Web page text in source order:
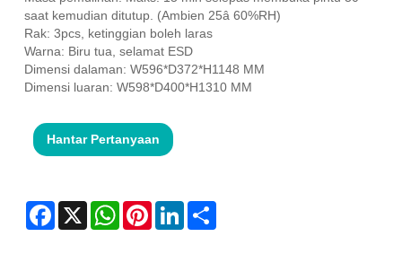
saat kemudian ditutup. (Ambien 25â 60%RH)
Rak: 3pcs, ketinggian boleh laras
Warna: Biru tua, selamat ESD
Dimensi dalaman: W596*D372*H1148 MM
Dimensi luaran: W598*D400*H1310 MM
Hantar Pertanyaan
Facebook
X WhatsAppPinterestLinkedIn